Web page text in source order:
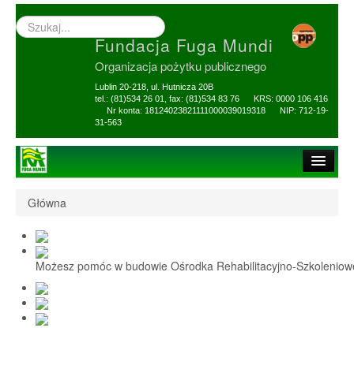
Wyszukiwarka
–
Fundacja Fuga Mundi
Organizacja pożytku publicznego
Lublin 20-218, ul. Hutnicza 20B
tel.: (81)534 26 01, fax: (81)534 83 76 KRS: 0000 106 416
Nr konta: 18124023821111000039019318 NIP: 712-19-
31-563
1,5% i darowizny
Nasi Beneficjenci
Ośrodek Reh-Szkol
Sprawozdania
Główna
Możesz pomóc w budowie Ośrodka Rehabilitacyjno-